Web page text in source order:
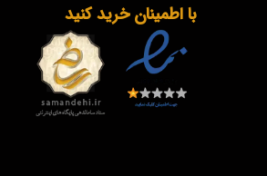
با اطمینان خرید کنید